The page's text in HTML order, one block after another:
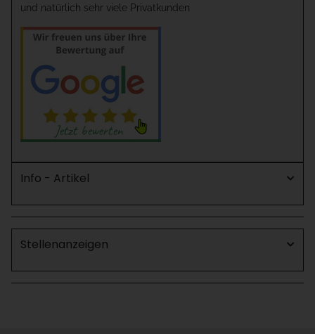
und natürlich sehr viele Privatkunden
Info - Artikel
Stellenanzeigen